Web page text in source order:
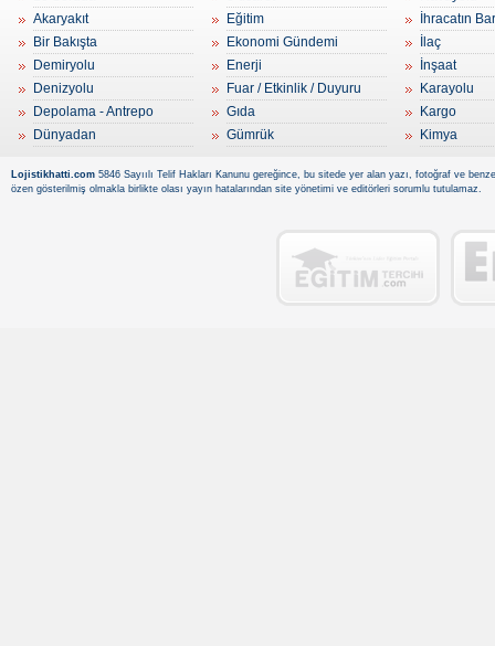
Akaryakıt
Bir Bakışta
Demiryolu
Denizyolu
Depolama - Antrepo
Dünyadan
Eğitim
Ekonomi Gündemi
Enerji
Fuar / Etkinlik / Duyuru
Gıda
Gümrük
İhracatın
İlaç
İnşaat
Karayolu
Kargo
Kimya
Lojistikhatti.com 5846 Sayıılı Telif Hakları Kanunu gereğince, bu sitede yer alan yazı, fotoğraf ve
özen gösterilmiş olmakla birlikte olası yayın hatalarından site yönetimi ve editörleri sorumlu tutulamaz.